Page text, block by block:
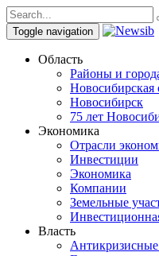
Toggle navigation
Область
Районы и
Новосибирская
Новосибирск
75 лет
Экономика
Отрасли
Инвестиции
Экономика
Компании
Земельные
Власть